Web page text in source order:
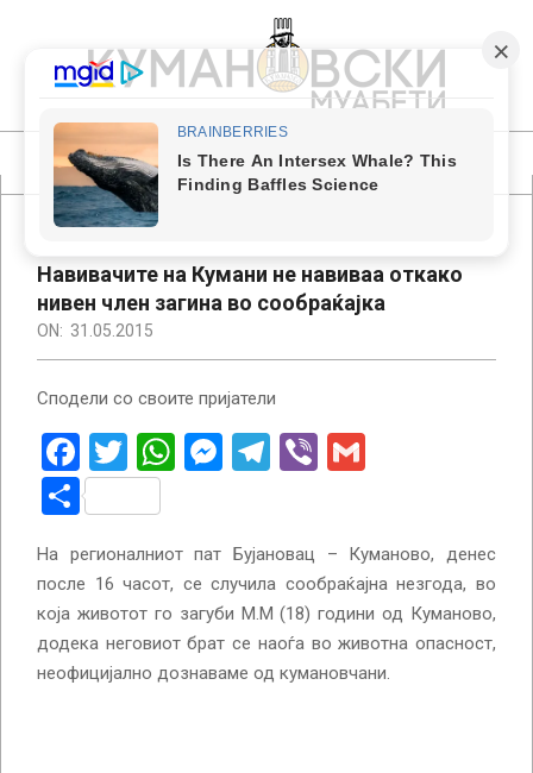
content
КУМАНОВСКИ
МУАБЕТИ
Primary
Navigation
Навивачите на Кумани не навиваа откако
нивен член загина во сообраќајка
ON: 31.05.2015
Сподели со своите пријатели
Facebook
Twitter
WhatsApp
Messenger
Telegram
Viber
Share
На регионалниот пат Бујановац – Куманово, денес
после 16 часот, се случила сообраќајна незгода, во
која животот го загуби М.М (18) години од Куманово,
додека неговиот брат се наоѓа во животна опасност,
неофицијално дознаваме од кумановчани.